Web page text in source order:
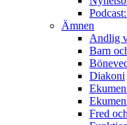
Ämnen
Andlig
Barn
Diakoni
Fred